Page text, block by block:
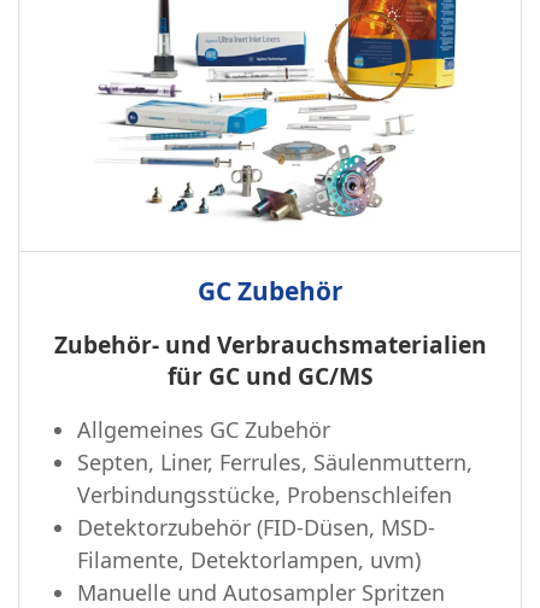
GC Zubehör
Zubehör- und Verbrauchsmaterialien
für GC und GC/MS
Allgemeines GC Zubehör
Septen, Liner, Ferrules, Säulenmuttern,
Verbindungsstücke, Probenschleifen
Detektorzubehör (FID-Düsen, MSD-
Filamente, Detektorlampen, uvm)
Manuelle und Autosampler Spritzen